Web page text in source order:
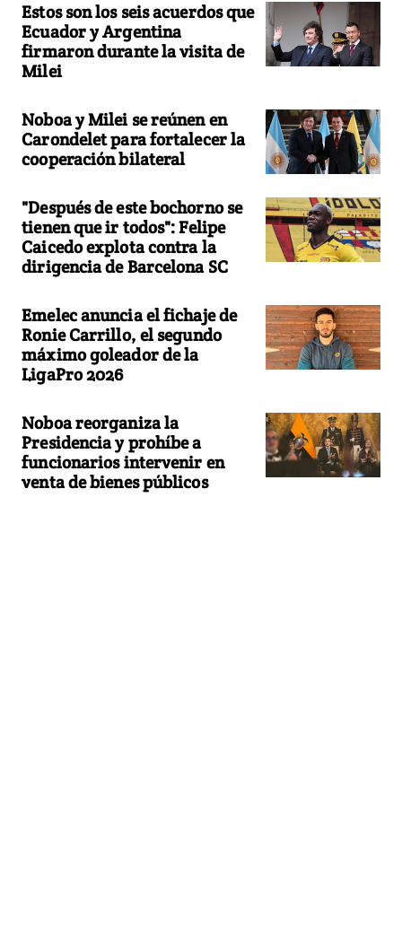
Estos son los seis acuerdos que
Ecuador y Argentina
firmaron durante la visita de
Milei
Noboa y Milei se reúnen en
Carondelet para fortalecer la
cooperación bilateral
"Después de este bochorno se
tienen que ir todos": Felipe
Caicedo explota contra la
dirigencia de Barcelona SC
Emelec anuncia el fichaje de
Ronie Carrillo, el segundo
máximo goleador de la
LigaPro 2026
Noboa reorganiza la
Presidencia y prohíbe a
funcionarios intervenir en
venta de bienes públicos